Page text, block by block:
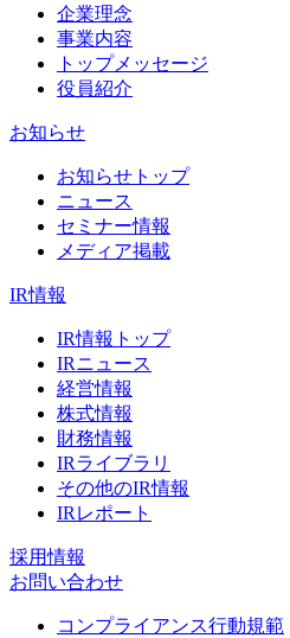
企業理念
事業内容
トップメッセージ
役員紹介
お知らせ
お知らせトップ
ニュース
セミナー情報
メディア掲載
IR情報
IR情報トップ
IRニュース
経営情報
株式情報
財務情報
IRライブラリ
その他のIR情報
IRレポート
採用情報
お問い合わせ
コンプライアンス行動規範